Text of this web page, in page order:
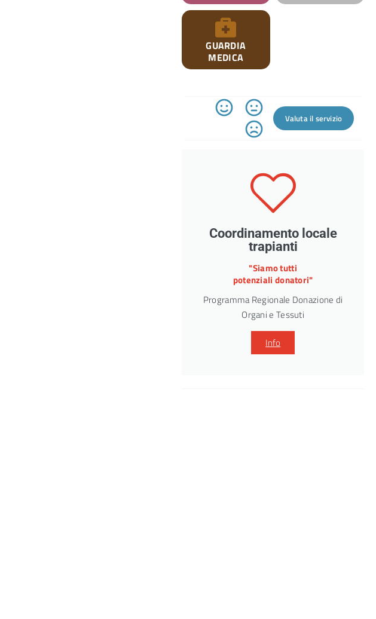
GUARDIA
MEDICA
Valuta il servizio
Coordinamento locale
trapianti
"Siamo tutti
potenziali donatori"
Programma Regionale Donazione di
Organi e Tessuti
Info